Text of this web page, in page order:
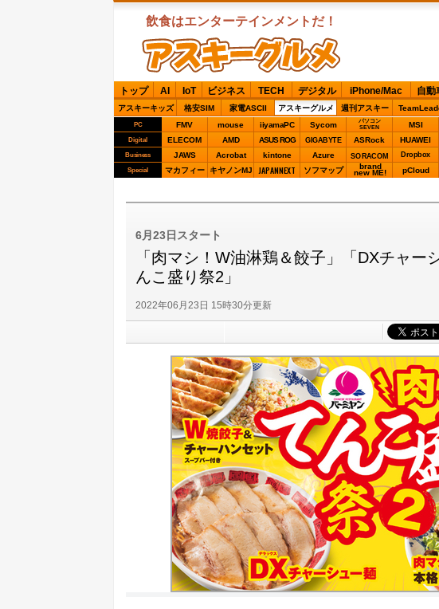
飲食はエンターテインメントだ！
ASCIIグルメ
トップ AI IoT ビジネス TECH デジタル iPhone/Mac 自動
アスキーキッズ 格安SIM 家電ASCII アスキーグルメ 週刊アスキー
PC FMV mouse iiyamaPC Sycom
パソコン
SEVEN
MSI
Digital ELECOM AMD ASUS ROG GIGABYTE ASRock HUAWEI
Business JAWS Acrobat kintone Azure SORACOM Dropbox
Special マカフィー キヤノンMJ JAPANNEXT ソフマップ brand
new ME! pCloud
6月23日スタート
「肉マシ！W油淋鶏＆餃子」「DXチャ
んこ盛り祭2」
2022年06月23日 15時30分更新